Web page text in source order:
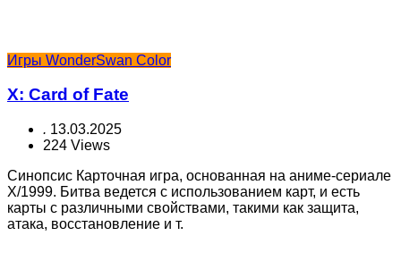
Игры WonderSwan Color
X: Card of Fate
. 13.03.2025
224 Views
Синопсис Карточная игра, основанная на аниме-сериале
X/1999. Битва ведется с использованием карт, и есть
карты с различными свойствами, такими как защита,
атака, восстановление и т.